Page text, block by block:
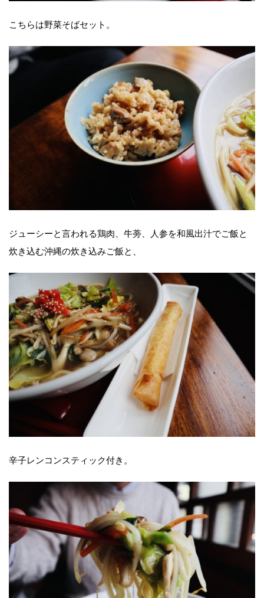
こちらは野菜そばセット。
ジューシーと言われる鶏肉、牛蒡、人参を和風出汁でご飯と
炊き込む沖縄の炊き込みご飯と、
辛子レンコンスティック付き。